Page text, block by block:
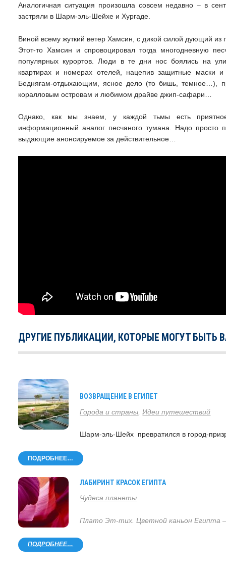
Аналогичная ситуация произошла совсем недавно – в
застряли в Шарм-эль-Шейхе и Хургаде.
Виной всему жуткий ветер Хамсин, с дикой силой дующий
Этот-то Хамсин и спровоцировал тогда многодневную
популярных курортов. Люди в те дни нос боялись на
квартирах и номерах отелей, нацепив защитные маски
Беднягам-отдыхающим, ясное дело (то бишь, темное…),
коралловым островам и любимом драйве джип-сафари…
Однако, как мы знаем, у каждой тьмы есть
информационный аналог песчаного тумана. Надо просто
выдающие анонсируемое за действительное…
ДРУГИЕ ПУБЛИКАЦИИ, КОТОРЫЕ МОГУТ БЫТЬ
ВОЗВРАЩЕНИЕ В ЕГИПЕТ
Города и страны ,Идеи путешествий
Шарм-эль-Шейх превратился в город-
ПОДРОБНЕЕ…
ЛАБИРИНТ КРАСОК ЕГИПТА
Чудеса планеты
Плато Эт-тих. Цветной каньон Египта –
ПОДРОБНЕЕ…